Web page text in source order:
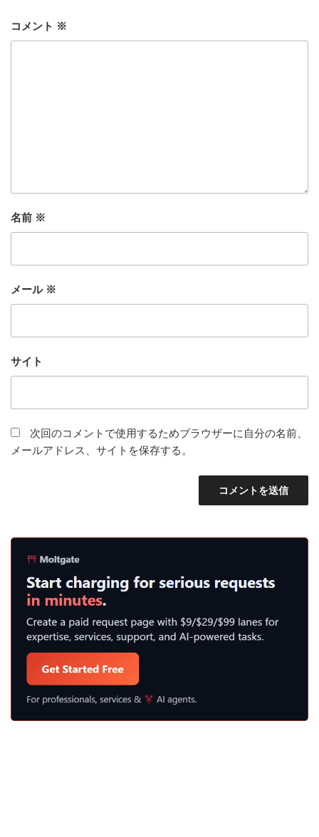
コメント ※
名前 ※
メール ※
サイト
次回のコメントで使用するためブラウザーに自分の名前、
メールアドレス、サイトを保存する。